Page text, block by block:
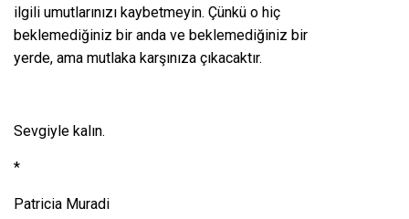
ilgili umutlarınızı kaybetmeyin. Çünkü o hiç
beklemediğiniz bir anda ve beklemediğiniz bir
yerde, ama mutlaka karşınıza çıkacaktır.
Sevgiyle kalın.
*
Patricia Muradi